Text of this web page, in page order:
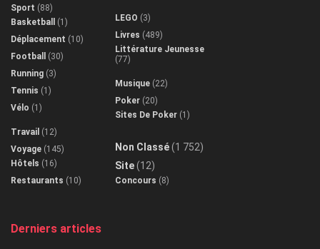
Sport (88)
Basketball
(1)
Déplacement (10)
Football
(30)
Running (3)
Tennis (1)
Vélo (1)
Travail (12)
Voyage (145)
Hôtels (16)
Restaurants (10)
LEGO (3)
Livres (489)
Littérature Jeunesse
(77)
Musique (22)
Poker (20)
Sites De Poker (1)
Non Classé(1 752)
Site(12)
Concours (8)
Derniers articles